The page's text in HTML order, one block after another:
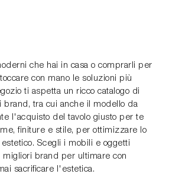
che hai in casa o comprarli per
con mano le soluzioni più
ti aspetta un ricco catalogo di
brand, tra cui anche il modello da
l'acquisto del tavolo giusto per te
finiture e stile, per ottimizzare lo
Scegli i mobili e oggetti
brand per ultimare con
sacrificare l'estetica.